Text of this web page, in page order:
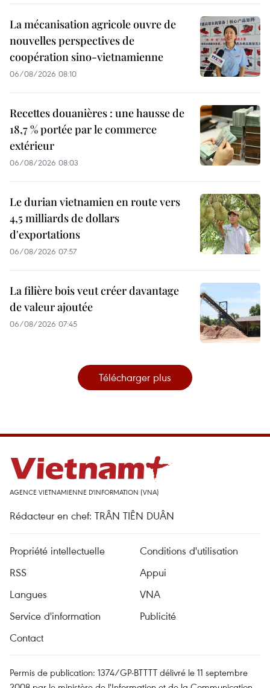
La mécanisation agricole ouvre de
nouvelles perspectives de
coopération sino-vietnamienne
06/08/2026 08:10
Recettes douanières : une hausse de
18,7 % portée par le commerce
extérieur
06/08/2026 08:03
Le durian vietnamien en route vers
4,5 milliards de dollars
d'exportations
06/08/2026 07:57
La filière bois veut créer davantage
de valeur ajoutée
06/08/2026 07:45
Télécharger plus
AGENCE VIETNAMIENNE D'INFORMATION (VNA)
Rédacteur en chef: TRÂN TIÊN DUÂN
Propriété intellectuelle
Conditions d'utilisation
RSS
Appui
Langues
VNA
Service d'information
Publicité
Contact
Permis de publication: 1374/GP-BTTTT délivré le 11 septembre